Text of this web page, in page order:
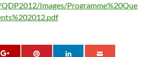
Images/Programme%20Que